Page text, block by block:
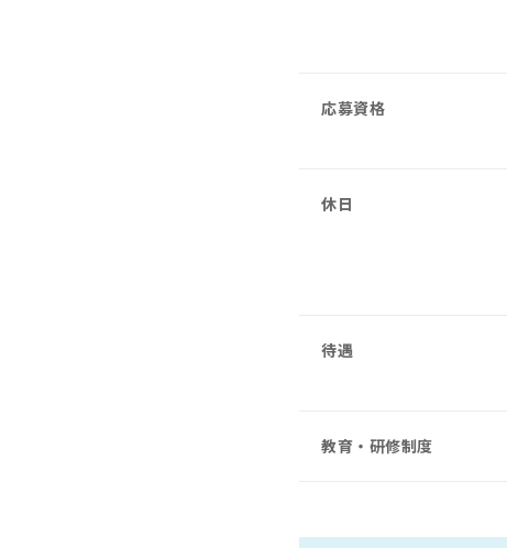
応募資格
休日
待遇
教育・研修制度